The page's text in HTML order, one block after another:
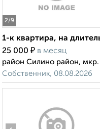
2/9
1-к квартира, на
25 000 ₽ в месяц
район Силино район,
Собственник, 08.08.2026